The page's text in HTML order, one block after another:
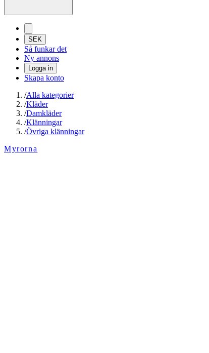
SEK
Så funkar det
Ny annons
Logga in
Skapa konto
/Alla kategorier
/Kläder
/Damkläder
/Klänningar
/Övriga klänningar
Myrorna